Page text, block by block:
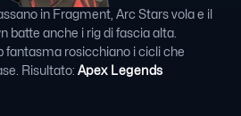
in Fragment, Arc Stars vola e il
batte anche i rig di fascia alta.
fantasma rosicchiano i cicli che
Risultato: Apex Legends